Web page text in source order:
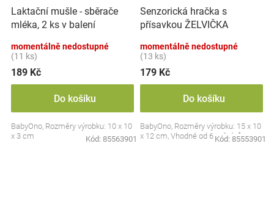
Laktační mušle - sběrače
mléka, 2 ks v balení
momentálně nedostupné
(11 ks)
189 Kč
Do košíku
BabyOno, Rozměry výrobku: 10 x 10
x 3 cm
Kód: 85563901
Senzorická hračka s
přísavkou ŽELVIČKA
momentálně nedostupné
(13 ks)
179 Kč
Do košíku
BabyOno, Rozměry výrobku: 15 x 10
x 12 cm, Vhodné od 6 měsíců
Kód: 85553901